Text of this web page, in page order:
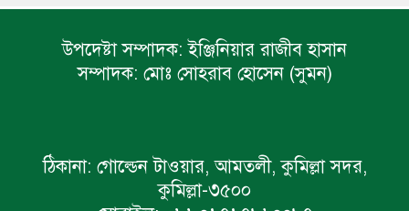
উপদেষ্টা সম্পাদক: ইঞ্জিনিয়ার রাজীব হাসান
সম্পাদক: মোঃ সোহরাব হোসেন (সুমন)
ঠিকানা: গোল্ডেন টাওয়ার, আমতলী, কুমিল্লা সদর,
কুমিল্লা-৩৫০০